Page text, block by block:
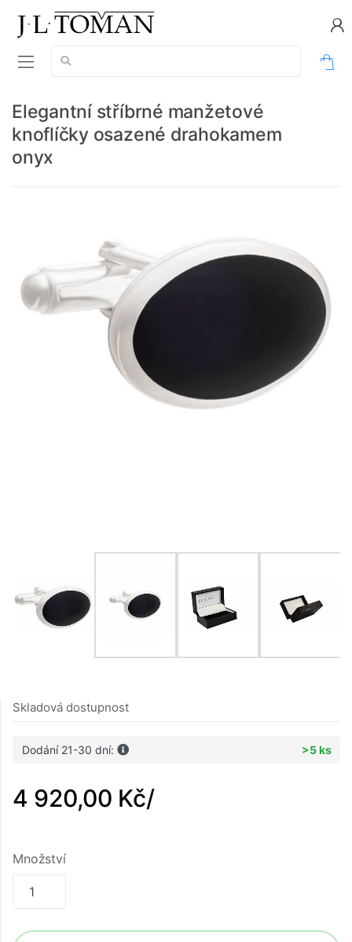
Vyhledávání:
Elegantní stříbrné manžetové
knoflíčky osazené drahokamem
onyx
Skladová dostupnost
Dodání 21-30 dní: >5 ks
4 920,00 Kč/
Množství